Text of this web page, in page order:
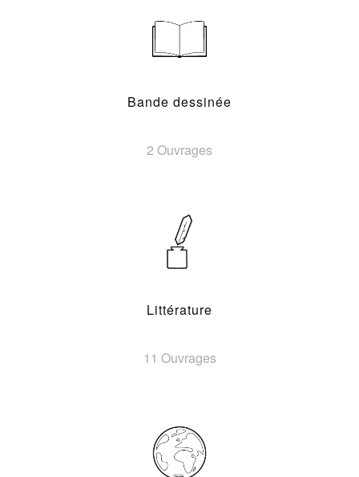
Bande dessinée
2 Ouvrages
Littérature
11 Ouvrages